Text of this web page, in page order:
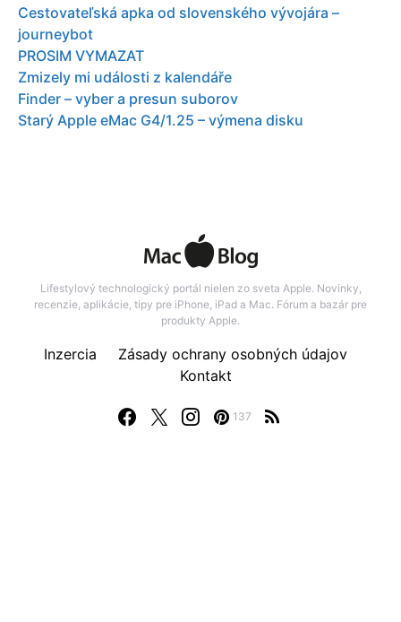
Cestovateľská apka od slovenského vývojára –
journeybot
PROSIM VYMAZAT
Zmizely mi události z kalendáře
Finder – vyber a presun suborov
Starý Apple eMac G4/1.25 – výmena disku
Lifestylový technologický portál nielen zo sveta Apple. Novinky,
recenzie, aplikácie, tipy pre iPhone, iPad a Mac. Fórum a bazár pre
produkty Apple.
137
Inzercia
Zásady ochrany osobných údajov
Kontakt